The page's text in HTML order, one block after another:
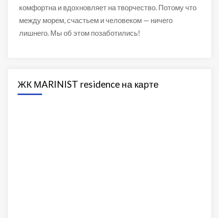
комфортна и вдохновляет на творчество. Потому что
между морем, счастьем и человеком — ничего
лишнего. Мы об этом позаботились!
ЖК МARINIST residence на карте